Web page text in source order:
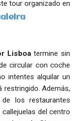
tour organizado en
Lisboatermine sin
circular con coche
intentes alquilar un
Además,
los restaurantes
del centro